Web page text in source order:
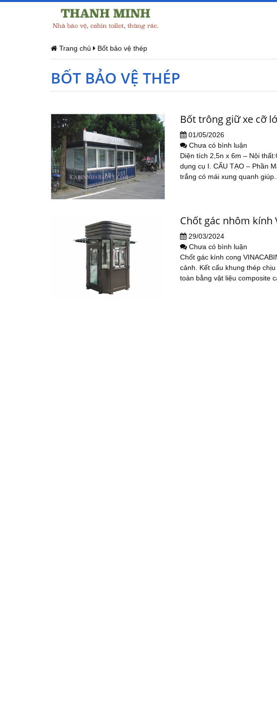
Trang chủ Bốt bảo vệ thép
BỐT BẢO VỆ THÉP
Bốt trông giữ xe cỡ
01/05/2026
Chưa có bình luận
Diện tích 2,5n x 6m – Nội
dụng cụ I. CẤU TẠO – Phần
trắng có mái xung quanh giúp...
Chốt gác nhôm kính
29/03/2024
Chưa có bình luận
Chốt gác kính cong
cảnh. Kết cấu khung thép
toàn bằng vật liệu composite